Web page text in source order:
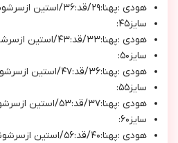
هودي :پهنا:٢٩/قد:٣٦/استين ازسرشونه:٣٠/قدشلوار:٤٨
سايز٤٥:
هودي :پهنا:٣٣/قد:٤٣/استين ازسرشونه:٣٤/قدشلوار:٥٤
سايز٥٠:
هودي :پهنا:٣٦/قد:٤٧/استين ازسرشونه:٣٩/قدشلوار:٦٠
سايز٥٥:
هودي :پهنا:٣٧/قد:٥٣/استين ازسرشونه:٤٢/قدشلوار:٧٠
سايز٦٠:
هودي :پهنا:٤٠/قد:٥٦/استين ازسرشونه:٤٨/قدشلوار:٨٣